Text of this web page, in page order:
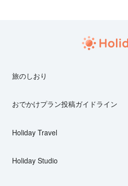
旅のしおり
おでかけプラン投稿ガイドライン
Holiday Travel
Holiday Studio